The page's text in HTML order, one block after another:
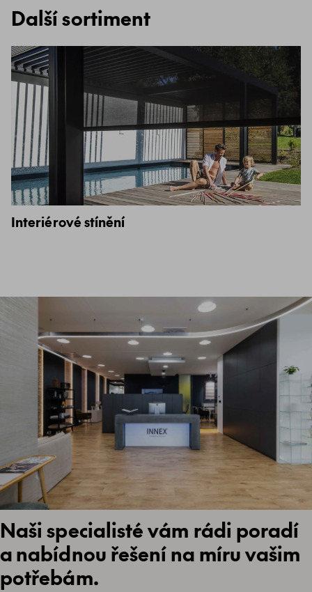
Další sortiment
Interiérové stínění
Naši specialisté vám rádi poradí
a nabídnou řešení na míru vašim
potřebám.